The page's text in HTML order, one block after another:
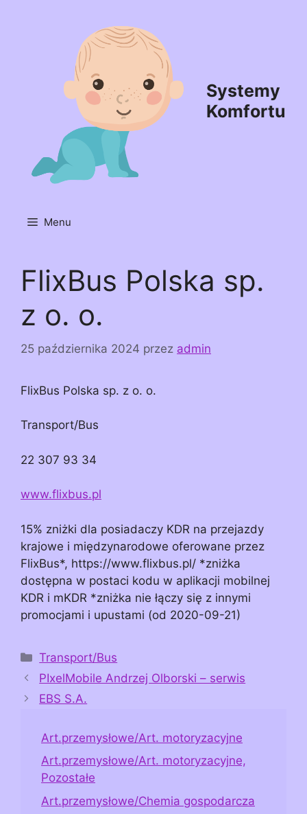
Systemy
Komfortu
Menu
FlixBus Polska sp.
z o. o.
25 października 2024 przez admin
FlixBus Polska sp. z o. o.
Transport/Bus
22 307 93 34
www.flixbus.pl
15% zniżki dla posiadaczy KDR na przejazdy
krajowe i międzynarodowe oferowane przez
FlixBus*, https://www.flixbus.pl/ *zniżka
dostępna w postaci kodu w aplikacji mobilnej
KDR i mKDR *zniżka nie łączy się z innymi
promocjami i upustami (od 2020-09-21)
Kategorie
Transport/Bus
PIxelMobile Andrzej Olborski – serwis
EBS S.A.
Art.przemysłowe/Art. motoryzacyjne
Art.przemysłowe/Art. motoryzacyjne,
Pozostałe
Art.przemysłowe/Chemia gospodarcza